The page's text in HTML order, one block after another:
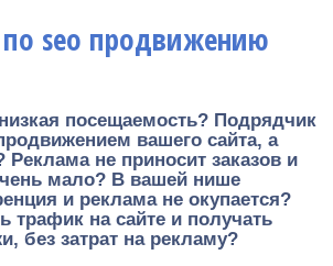
seo продвижению
посещаемость? Подрядчик
вашего сайта, а
Реклама не приносит заказов и
мало? В вашей нише
и реклама не окупается?
трафик на сайте и получать
без затрат на рекламу?